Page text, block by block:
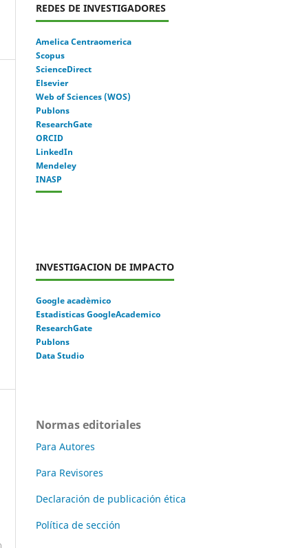
REDES DE INVESTIGADORES
Amelica Centraomerica
Scopus
ScienceDirect
Elsevier
Web of Sciences (WOS)
Publons
ResearchGate
ORCID
LinkedIn
Mendeley
INASP
INVESTIGACION DE IMPACTO
Google acadèmico
Estadisticas GoogleAcademico
ResearchGate
Publons
Data Studio
Normas editoriales
Para Autores
Para Revisores
Declaración de publicación ética
Política de sección